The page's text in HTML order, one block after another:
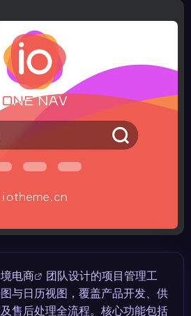
电商
团队设计的项目管理工
与日历视图，覆盖产品开发、供
售后处理全流程。核心功能包括